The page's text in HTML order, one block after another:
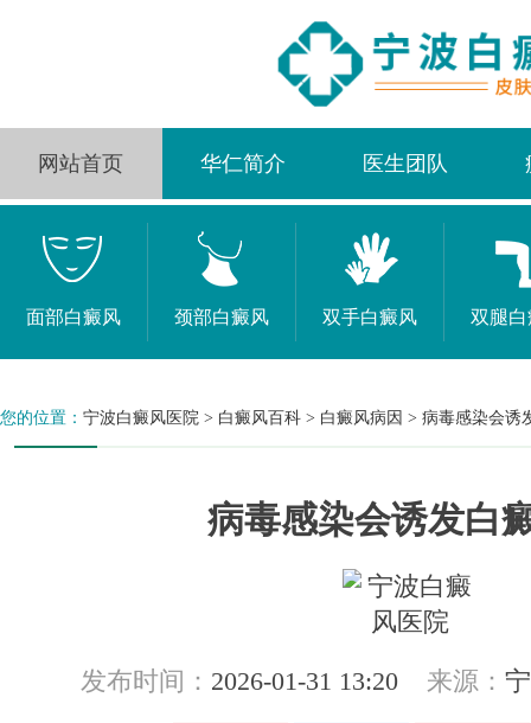
网站首页 华仁简介 医生团队
面部白癜风 颈部白癜风 双手白癜风 双腿
您的位置： 宁波白癜风医院 > 白癜风百科 > 白癜风病因 > 病毒感染会诱
病毒感染会诱发白
发布时间： 2026-01-31 13:20 来源：